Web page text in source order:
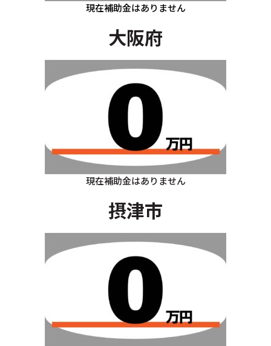
現在補助金はありません
大阪府
現在補助金はありません
摂津市